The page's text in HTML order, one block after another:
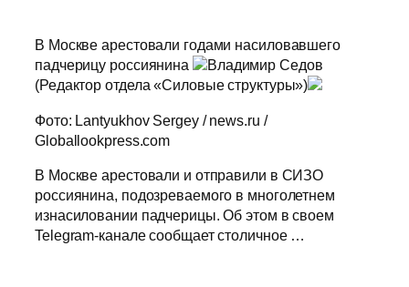
В Москве арестовали годами насиловавшего
падчерицу россиянина
Владимир Седов
(Редактор отдела «Силовые структуры»)
Фото: Lantyukhov Sergey / news.ru /
Globallookpress.com
В Москве арестовали и отправили в СИЗО
россиянина, подозреваемого в многолетнем
изнасиловании падчерицы. Об этом в своем
Telegram-канале сообщает столичное …